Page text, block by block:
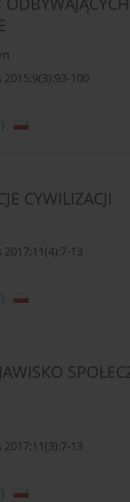
100
CYWILIZACJI
13
13